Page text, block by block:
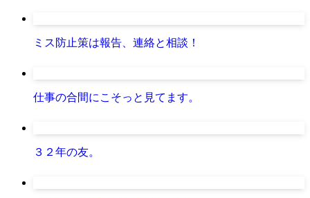
ミス防止策は報告、連絡と相談！
仕事の合間にこそっと見てます。
３２年の友。